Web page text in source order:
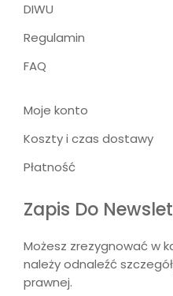
DIWU
Regulamin
FAQ
Moje konto
Koszty i czas dostawy
Płatność
Zapis Do
Możesz zrezygnować w
należy odnaleźć
prawnej.